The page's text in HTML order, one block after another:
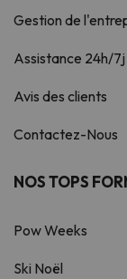
Gestion de
Assistance 24h/7j
Avis des clients
Contactez-Nous
NOS TOPS
Pow Weeks
Ski Noël